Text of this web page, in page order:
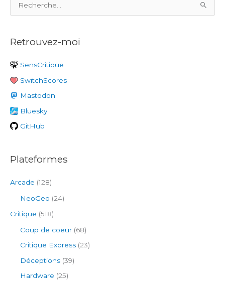
e
h
r
c
h
e
r
Retrouvez-moi
SensCritique
SwitchScores
Mastodon
Bluesky
GitHub
Plateformes
Arcade (128)
NeoGeo (24)
Critique (518)
Coup de coeur (68)
Critique Express (23)
Déceptions (39)
Hardware (25)